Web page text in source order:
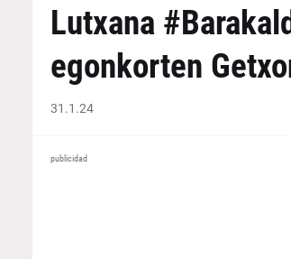
Lutxana
egonkorten
31.1.24
publicidad